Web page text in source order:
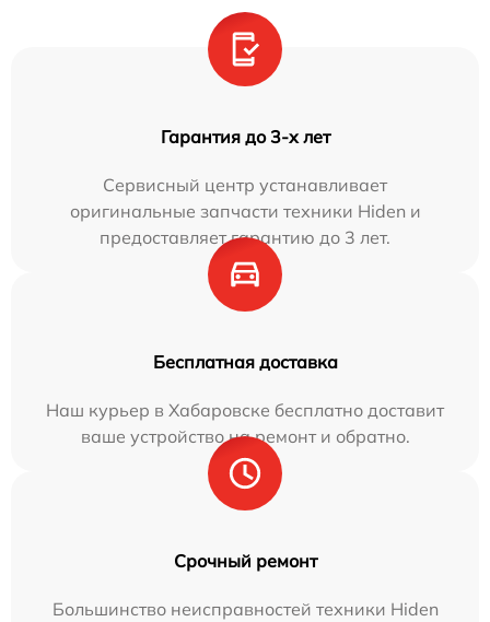
Гарантия до 3-х лет
Сервисный центр устанавливает
оригинальные запчасти техники Hiden и
предоставляет гарантию до 3 лет.
Бесплатная доставка
Наш курьер в Хабаровске бесплатно доставит
ваше устройство на ремонт и обратно.
Срочный ремонт
Большинство неисправностей техники Hiden